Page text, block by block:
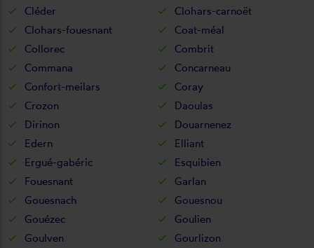
Cléder
Clohars-carnoët
Clohars-fouesnant
Coat-méal
Collorec
Combrit
Commana
Concarneau
Confort-meilars
Coray
Crozon
Daoulas
Dirinon
Douarnenez
Edern
Elliant
Ergué-gabéric
Esquibien
Fouesnant
Garlan
Gouesnach
Gouesnou
Gouézec
Goulien
Goulven
Gourlizon